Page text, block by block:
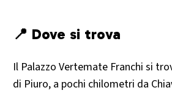
📍 Dove si trova
Il Palazzo Vertemate Franchi si
di Piuro, a pochi chilometri da